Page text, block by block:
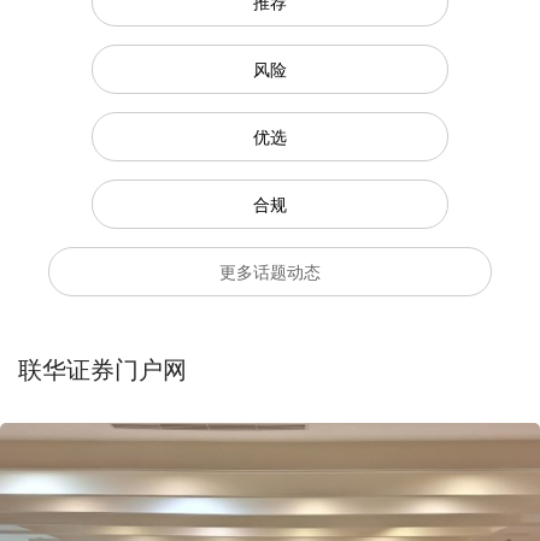
风险
优选
合规
更多话题动态
联华证券门户网